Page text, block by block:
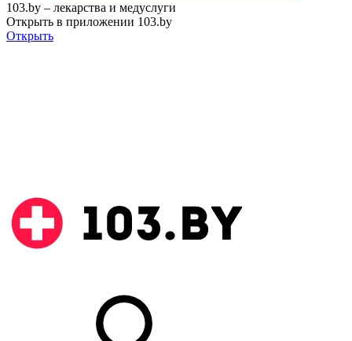
103.by – лекарства и медуслуги
Открыть в приложении 103.by
Открыть